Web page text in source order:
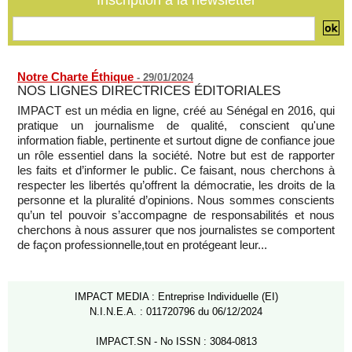
malgré l'embargo de l'ONU
05/08/2026 -
Notre Charte Éthique - 29/01/2024
NOS LIGNES DIRECTRICES ÉDITORIALES
IMPACT est un média en ligne, créé au Sénégal en 2016, qui
pratique un journalisme de qualité, conscient qu'une
information fiable, pertinente et surtout digne de confiance joue
un rôle essentiel dans la société. Notre but est de rapporter
les faits et d’informer le public. Ce faisant, nous cherchons à
respecter les libertés qu’offrent la démocratie, les droits de la
personne et la pluralité d’opinions. Nous sommes conscients
qu’un tel pouvoir s’accompagne de responsabilités et nous
cherchons à nous assurer que nos journalistes se comportent
de façon professionnelle,tout en protégeant leur...
IMPACT MEDIA : Entreprise Individuelle (EI)
N.I.N.E.A. : 011720796 du 06/12/2024
IMPACT.SN - No ISSN : 3084-0813